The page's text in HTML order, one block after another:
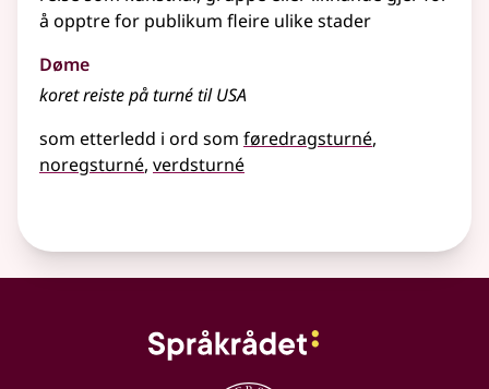
å opptre for publikum fleire ulike stader
Døme
koret reiste på turné til USA
som etterledd i ord som føredragsturné
noregsturné verdsturné